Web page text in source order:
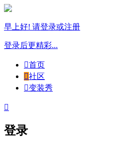
早上好! 请登录或注册
登录后更精彩...
首页
社区
变装秀

登录